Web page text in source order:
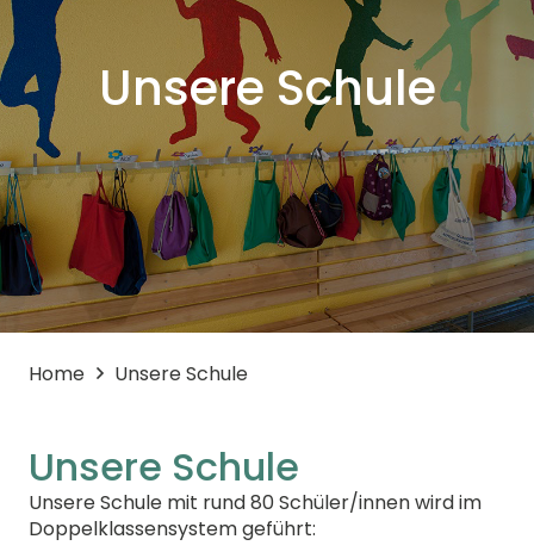
Unsere Schule
Home Unsere Schule
Unsere Schule
Unsere Schule mit rund 80 Schüler/innen wird im
Doppelklassensystem geführt: